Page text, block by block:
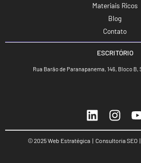
Materiais Ricos
Blog
Contato
ESCRITÓRIO
Rua Barão de Paranapanema, 146, Bloco B,
© 2025 Web Estratégica | Consultoria SEO